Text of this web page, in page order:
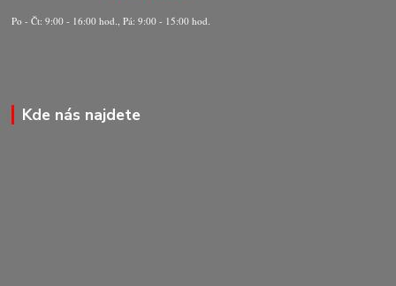
Po - Čt: 9:00 - 16:00 hod., Pá: 9:00 - 15:00 hod.
Kde nás najdete